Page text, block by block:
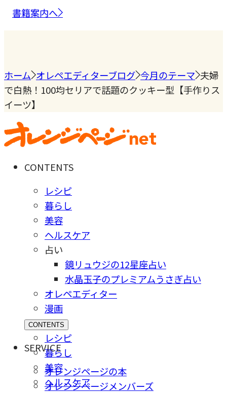
書籍案内へ
ホーム オレペエディターブログ 今月のテーマ 夫婦
で白熱！100均セリアで話題のクッキー型【手作りス
イーツ】
CONTENTS
レシピ
暮らし
美容
ヘルスケア
占い
鏡リュウジの12星座占い
水晶玉子のプレミアムうさぎ占い
オレペエディター
漫画
CONTENTS
レシピ
暮らし
美容
ヘルスケア
SERVICE
オレンジページの本
オレンジページメンバーズ